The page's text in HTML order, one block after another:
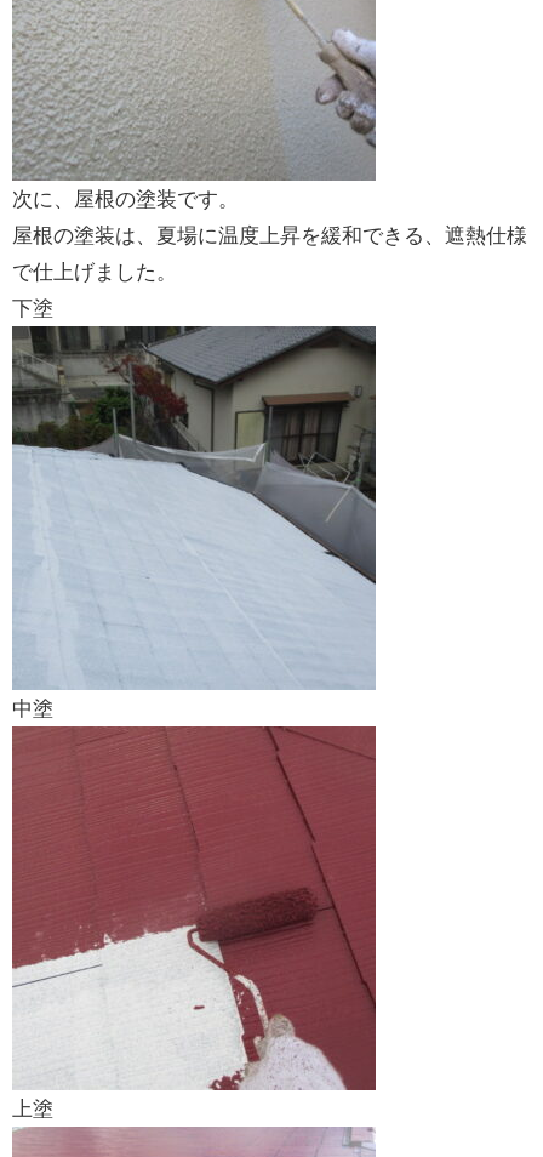
次に、屋根の塗装です。
屋根の塗装は、夏場に温度上昇を緩和できる、遮熱仕様
で仕上げました。
下塗
中塗
上塗